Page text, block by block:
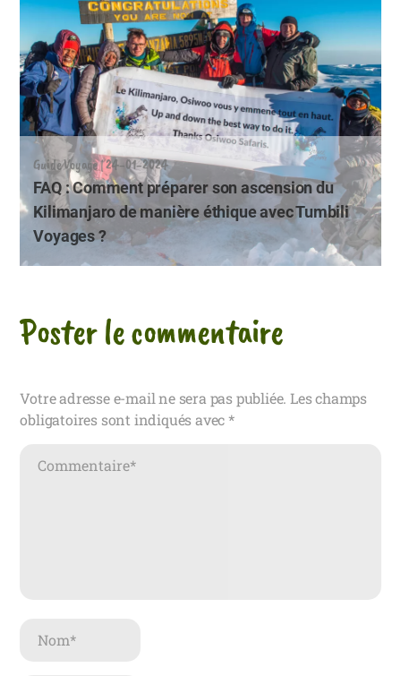
Guide Voyage | 24-01-2024
FAQ : Comment préparer son ascension du
Kilimanjaro de manière éthique avec Tumbili
Voyages ?
Poster le commentaire
Votre adresse e-mail ne sera pas publiée. Les champs
obligatoires sont indiqués avec*